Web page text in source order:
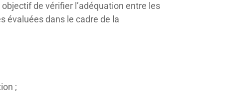
de vérifier l’adéquation entre les
évaluées dans le cadre de la
;